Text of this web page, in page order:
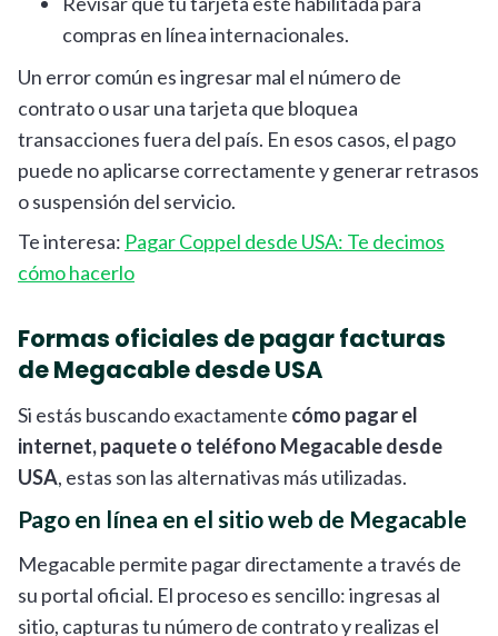
compras en línea internacionales.
Un error común es ingresar mal el número de
contrato o usar una tarjeta que bloquea
transacciones fuera del país. En esos casos, el pago
puede no aplicarse correctamente y generar retrasos
o suspensión del servicio.
Te interesa: Pagar Coppel desde USA: Te decimos
cómo hacerlo
Formas oficiales de pagar facturas
de Megacable desde USA
Si estás buscando exactamente cómo pagar el
internet, paquete o teléfono Megacable desde
USA, estas son las alternativas más utilizadas.
Pago en línea en el sitio web de Megacable
Megacable permite pagar directamente a través de
su portal oficial. El proceso es sencillo: ingresas al
sitio, capturas tu número de contrato y realizas el